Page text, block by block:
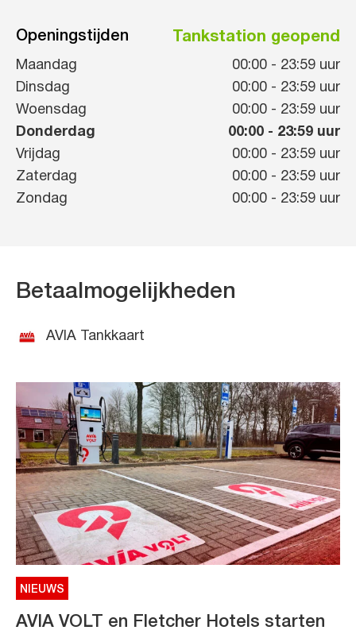
Openingstijden Tankstation geopend
Maandag 00:00 - 23:59 uur
Dinsdag
00:00 - 23:59 uur
Woensdag
00:00 - 23:59 uur
Donderdag
00:00 - 23:59 uur
Vrijdag
00:00 - 23:59 uur
Zaterdag
00:00 - 23:59 uur
Zondag
00:00 - 23:59 uur
Betaalmogelijkheden
AVIA Tankkaart
NIEUWS
AVIA VOLT en Fletcher Hotels starten